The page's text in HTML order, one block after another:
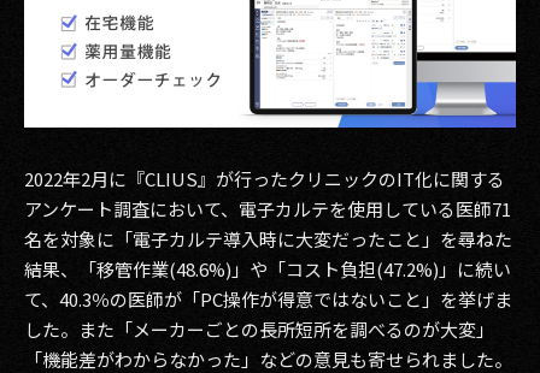
2023
2022
2021
2020
2019
2018
2017
2022年2月に『CLIUS』が行ったクリニックのIT化に関する
アンケート調査において、電子カルテを使用している医師71
名を対象に「電子カルテ導入時に大変だったこと」を尋ねた
結果、「移管作業(48.6%)」や「コスト負担(47.2%)」に続い
て、40.3％の医師が「PC操作が得意ではないこと」を挙げま
した。また「メーカーごとの長所短所を調べるのが大変」
「機能差がわからなかった」などの意見も寄せられました。